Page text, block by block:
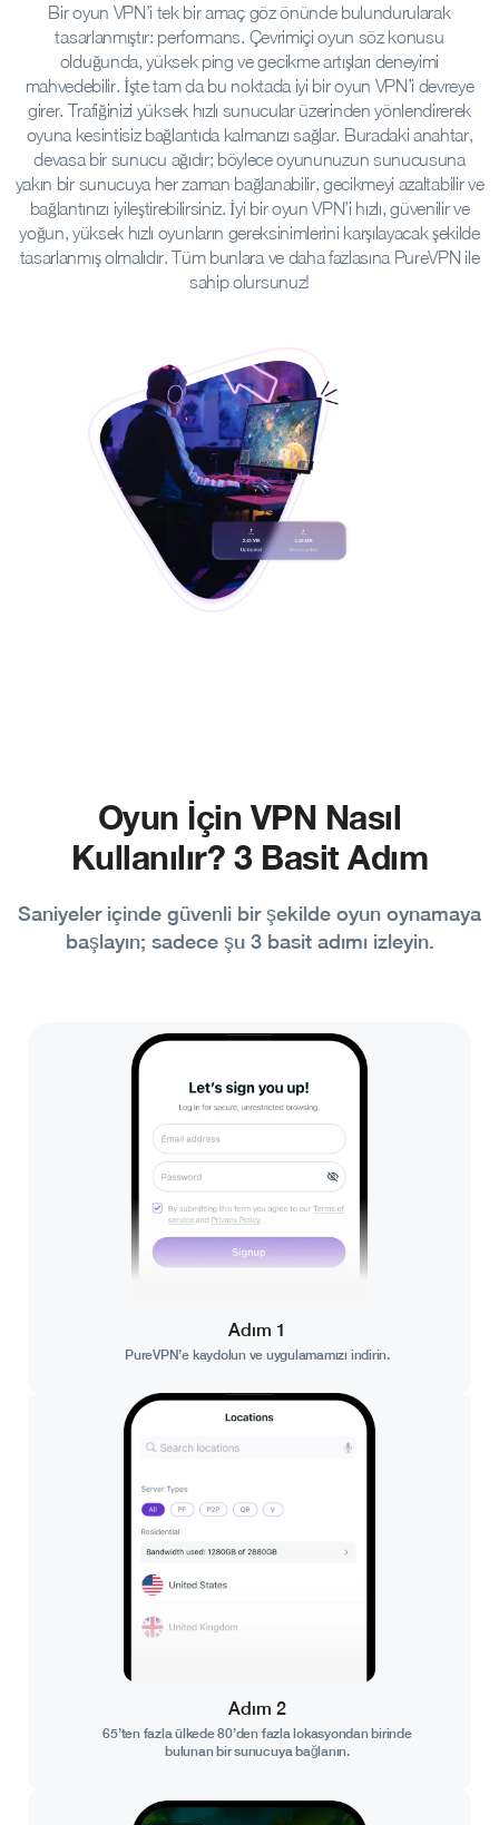
Bir oyun VPN’i tek bir amaç göz önünde bulundurularak
tasarlanmıştır: performans. Çevrimiçi oyun söz konusu
olduğunda, yüksek ping ve gecikme artışları deneyimi
mahvedebilir. İşte tam da bu noktada iyi bir oyun VPN’i devreye
girer. Trafiğinizi yüksek hızlı sunucular üzerinden yönlendirerek
oyuna kesintisiz bağlantıda kalmanızı sağlar. Buradaki anahtar,
devasa bir sunucu ağıdır; böylece oyununuzun sunucusuna
yakın bir sunucuya her zaman bağlanabilir, gecikmeyi azaltabilir ve
bağlantınızı iyileştirebilirsiniz. İyi bir oyun VPN’i hızlı, güvenilir ve
yoğun, yüksek hızlı oyunların gereksinimlerini karşılayacak şekilde
tasarlanmış olmalıdır. Tüm bunlara ve daha fazlasına PureVPN ile
sahip olursunuz!
Oyun İçin VPN Nasıl
Kullanılır? 3 Basit Adım
Saniyeler içinde güvenli bir şekilde oyun oynamaya
başlayın; sadece şu 3 basit adımı izleyin.
Adım 1
PureVPN’e kaydolun ve uygulamamızı indirin.
Adım 2
65’ten fazla ülkede 80’den fazla lokasyondan birinde
bulunan bir sunucuya bağlanın.